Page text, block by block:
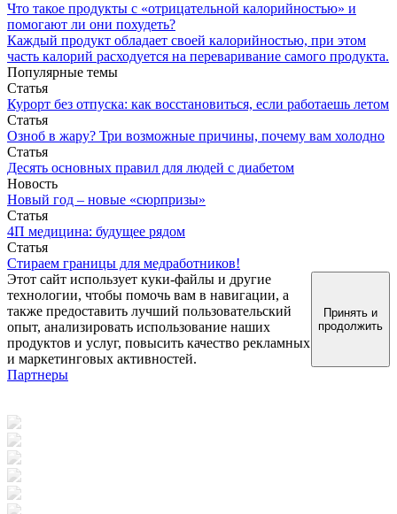
Что такое продукты с «отрицательной калорийностью» и
помогают ли они похудеть?
Каждый продукт обладает своей калорийностью, при этом
часть калорий расходуется на переваривание самого продукта.
Популярные темы
Статья
Курорт без отпуска: как восстановиться, если работаешь летом
Статья
Озноб в жару? Три возможные причины, почему вам холодно
Статья
Десять основных правил для людей с диабетом
Новость
Новый год – новые «сюрпризы»
Статья
4П медицина: будущее рядом
Статья
Стираем границы для медработников!
Этот сайт использует куки-файлы и другие
технологии, чтобы помочь вам в навигации, а
также предоставить лучший пользовательский
опыт, анализировать использование наших
продуктов и услуг, повысить качество рекламных
и маркетинговых активностей.
Принять и
продолжить
Партнеры